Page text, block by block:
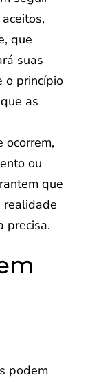
que
suas
o princípio
as
ocorrem,
ou
que
realidade
precisa.
podem